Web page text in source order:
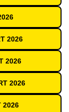
2026
2026
2026
2026